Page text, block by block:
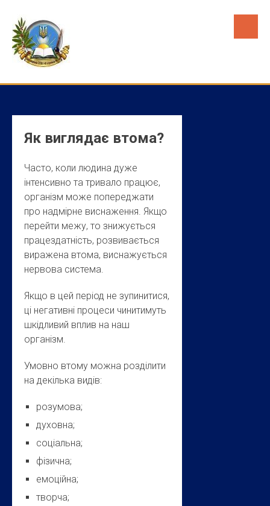
content
Як виглядає втома?
Часто, коли людина дуже
інтенсивно та тривало працює,
організм може попереджати
про надмірне виснаження. Якщо
перейти межу, то знижується
працездатність, розвивається
виражена втома, виснажується
нервова система.
Якщо в цей період не зупинитися,
ці негативні процеси чинитимуть
шкідливий вплив на наш
організм.
Умовно втому можна розділити
на декілька видів:
розумова;
духовна;
соціальна;
фізична;
емоційна;
творча;